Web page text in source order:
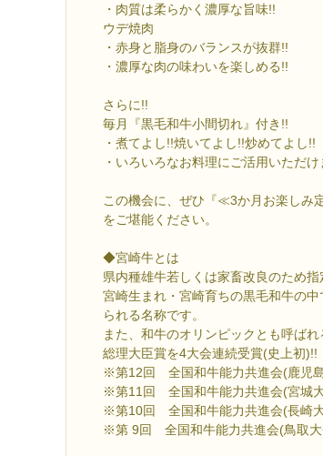
・肉質は柔らかく濃厚な旨味!!
ウデ焼肉
・赤身と脂身のバランスが抜群!!
・濃厚な肉の味わいを楽しめる!!
さらに!!
毎月『黒毛和牛小間切れ』付き!!
・煮てよし!!焼いてよし!!炒めてよし!!
・いろいろなお料理にご活用いただけ
この機会に、ぜひ『≪3か月お楽しみ
をご堪能ください。
◆宮崎牛とは
県内種雄牛若しくは家畜改良のため
宮崎生まれ・宮崎育ちの黒毛和牛の
られる名称です。
また、和牛のオリンピックとも呼ば
総理大臣賞を4大会連続受賞(史上初)!!
※第12回 全国和牛能力共進会(鹿児
※第11回 全国和牛能力共進会(宮城
※第10回 全国和牛能力共進会(長崎
※第 9回 全国和牛能力共進会(鳥取大